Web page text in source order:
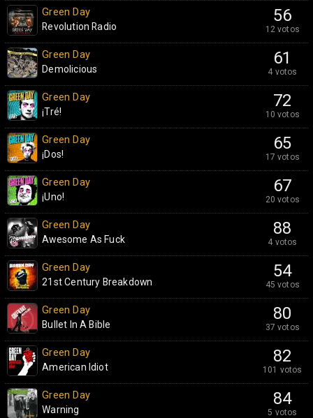
56
12 votos
Green Day
Revolution Radio
61
4 votos
Green Day
Demolicious
72
10 votos
Green Day
¡Tré!
65
17 votos
Green Day
¡Dos!
67
20 votos
Green Day
¡Uno!
88
4 votos
Green Day
Awesome As Fuck
54
45 votos
Green Day
21st Century Breakdown
80
37 votos
Green Day
Bullet In A Bible
82
101 votos
Green Day
American Idiot
84
5 votos
Green Day
Warning